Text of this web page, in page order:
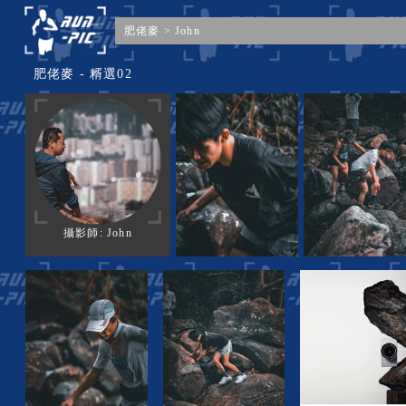
肥佬麥 >John
肥佬麥 - 糈選02
攝影師: John